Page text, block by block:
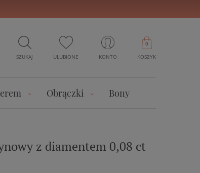
SZUKAJ ULUBIONE KONTO KOSZYK
0
Obrączki Bony
z diamentem 0,08 ct